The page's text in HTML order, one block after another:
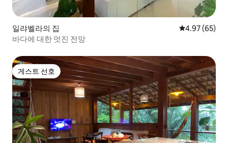
일랴벨라의 집 평점 4.97점(5
4.97 (65)
바다에 대한 멋진 전망
게스트 선호
게스트 선호